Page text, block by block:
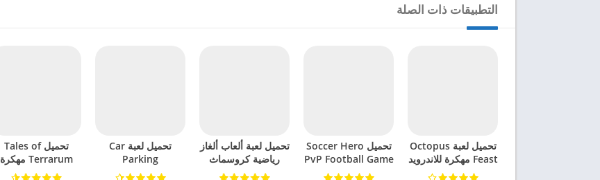
التطبيقات ذات الصلة
تحميل لعبة Octopus
Feast مهكرة للاندرويد
2024
تحميل Soccer Hero
PvP Football Game
مهكرة للاندرويد 2024
تحميل لعبة ألعاب ألغاز
رياضية كروسماث
مهكرة للاندرويد 2024
تحميل لعبة Car
Parking
Multiplayer 2
تحميل Tales of
Terrarum مهكرة
للاندرويد 2024